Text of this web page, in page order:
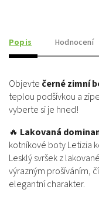
Popis Hodnocení
Objevte černé zimní
teplou podšívkou a
vyberte si je hned!
🔥 Lakovaná
kotníkové boty Letizia
Lesklý svršek z
výrazným prošíváním,
elegantní charakter.